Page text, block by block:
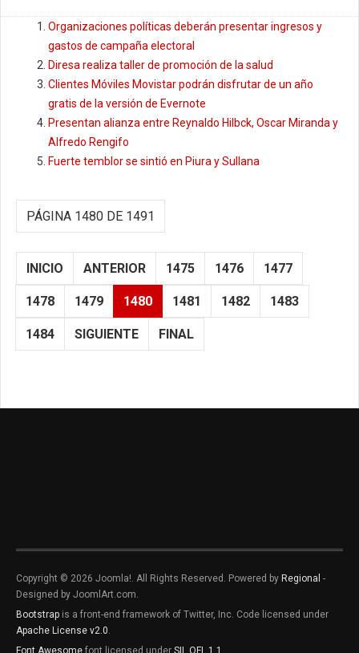
Organizaciones políticas deberán presentar ingresos y
gastos de campaña electoral
Diresa realiza taller de promoción de la salud
Clientes Móviles Movistar podrán disfrutar de un año
gratis de la versión de Evernote
Presentan alianza entre Reynaldo Hilbck, Oscar Miranda y
Alfredo Rengifo
Fuerte temblor se sintió en Piura y Sullana
PÁGINA 1480 DE 1491
INICIO ANTERIOR 1475 1476 1477
1478 1479 1480 1481 1482 1483
1484 SIGUIENTE FINAL
Copyright © 2026 Joomla!. All Rights Reserved. Powered by Regional -
Designed by JoomlArt.com.
Bootstrap is a front-end framework of Twitter, Inc. Code licensed under
Apache License v2.0.
Font Awesome font licensed under SIL OFL 1.1